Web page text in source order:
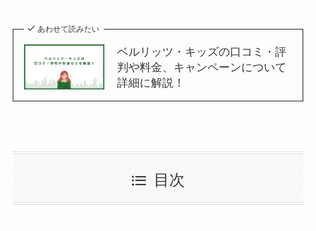
あわせて読みたい
ベルリッツ・キッズの口コミ・評
判や料金、キャンペーンについて
詳細に解説！
目次